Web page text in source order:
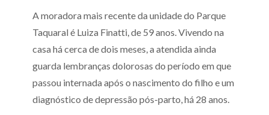
A moradora mais recente da unidade do Parque
Taquaral é Luiza Finatti, de 59 anos. Vivendo na
casa há cerca de dois meses, a atendida ainda
guarda lembranças dolorosas do período em que
passou internada após o nascimento do filho e um
diagnóstico de depressão pós-parto, há 28 anos.